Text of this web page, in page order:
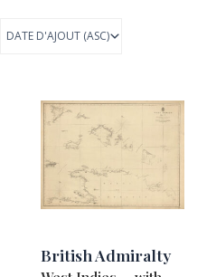
British Admiralty